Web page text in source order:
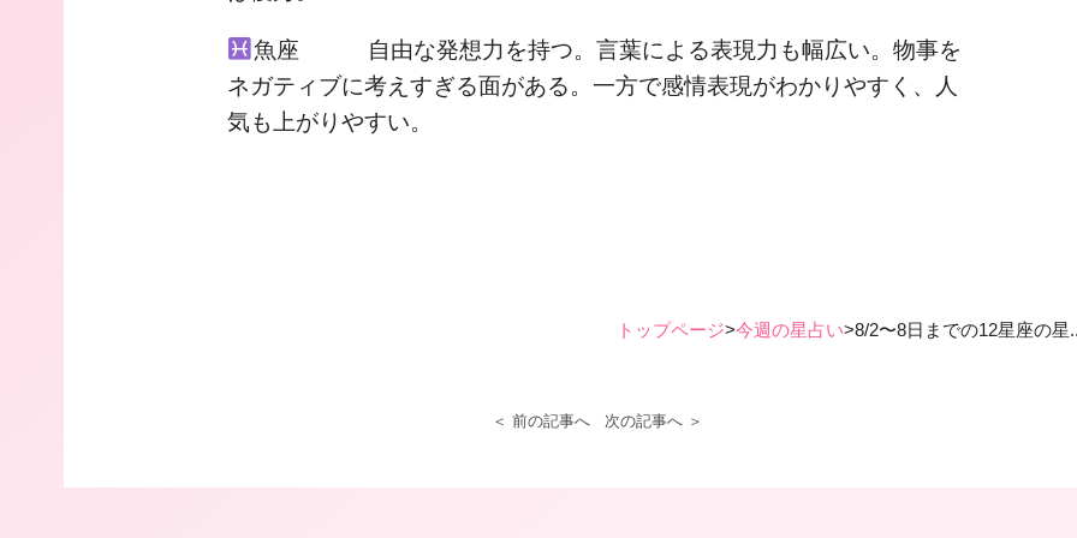
魚座 自由な発想力を持つ。言葉による表現力も幅広い。物事を
ネガティブに考えすぎる面がある。一方で感情表現がわかりやすく、人
気も上がりやすい。
トップページ>今週の星占い>8/2〜8日までの12星座の星
＜ 前の記事へ 次の記事へ ＞